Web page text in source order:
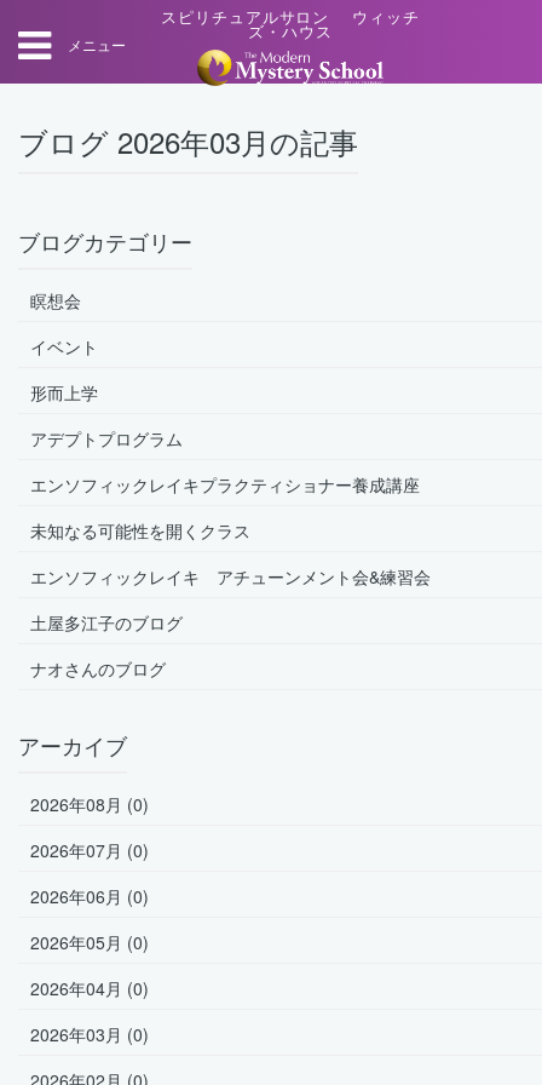
メニュー
スピリチュアルサロン ウィッチ
ズ・ハウス
ブログ 2026年03月の記事
ブログカテゴリー
瞑想会
イベント
形而上学
アデプトプログラム
エンソフィックレイキプラクティショナー養成講座
未知なる可能性を開くクラス
エンソフィックレイキ アチューンメント会&練習会
土屋多江子のブログ
ナオさんのブログ
アーカイブ
2026年08月 (0)
2026年07月 (0)
2026年06月 (0)
2026年05月 (0)
2026年04月 (0)
2026年03月 (0)
2026年02月 (0)